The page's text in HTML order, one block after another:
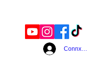
Connxeion